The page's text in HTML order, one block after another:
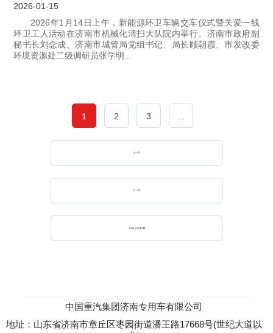
2026-01-15
2026年1月14日上午，新能源环卫车辆交车仪式暨关爱一线
环卫工人活动在济南市机械化清扫大队院内举行。济南市政府副
秘书长刘念成、济南市城管局党组书记、局长顾朝霞、市发改委
环境资源处二级调研员张学明...
1 2 3 ...
上一页
下一页
第1/4总条数:38
中国重汽集团济南专用车有限公司
地址：山东省济南市章丘区枣园街道潘王路17668号(世纪大道以